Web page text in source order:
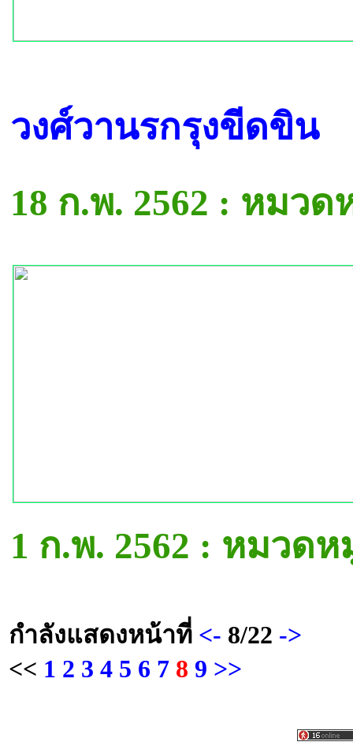
วงศ์วานรกรุงขีดขิน
18 ก.พ. 2562 : หมว
1 ก.พ. 2562 : หมวด
กำลังแสดงหน้าที่ <- 8/22 ->
<< 1 2 3 4 5 6 7 8 9 >>